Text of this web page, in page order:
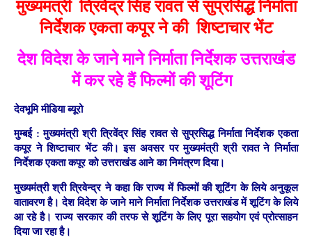
मुख्यमंत्री त्रिवेंद्र सिंह रावत से सुप्रसिद्ध निर्माता
निर्देशक एकता कपूर ने की शिष्टाचार भेंट
देश विदेश के जाने माने निर्माता निर्देशक उत्तराखंड
में कर रहे हैं फिल्मों की शूटिंग
देवभूमि मीडिया ब्यूरो
मुम्बई : मुख्यमंत्री श्री त्रिवेंद्र सिंह रावत से सुप्रसिद्ध निर्माता निर्देशक एकता
कपूर ने शिष्टाचार भेंट की। इस अवसर पर मुख्यमंत्री श्री रावत ने निर्माता
निर्देशक एकता कपूर को उत्तराखंड आने का निमंत्रण दिया।
मुख्यमंत्री श्री त्रिवेन्द्र ने कहा कि राज्य में फिल्मों की शूटिंग के लिये अनुकूल
वातावरण है। देश विदेश के जाने माने निर्माता निर्देशक उत्तराखंड में शूटिंग के लिये
आ रहे है। राज्य सरकार की तरफ से शूटिंग के लिए पूरा सहयोग एवं प्रोत्साहन
दिया जा रहा है।